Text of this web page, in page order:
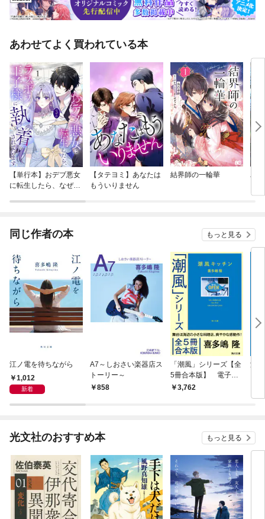
あわせてよく買われている本
【単行本】おデブ悪女
に転生したら、なぜか
【タテヨミ】あなたは
もういりません
結界師の一輪華
バ
今
同じ作者の本 もっと見る
江ノ電を待ちながら
1,012
新着
A7～しおさい楽器店ス
トーリー～
858
「潮風」シリーズ【全
5冊合本版】 電子特
典付き
3,762
潮
光文社のおすすめ本 もっと見る